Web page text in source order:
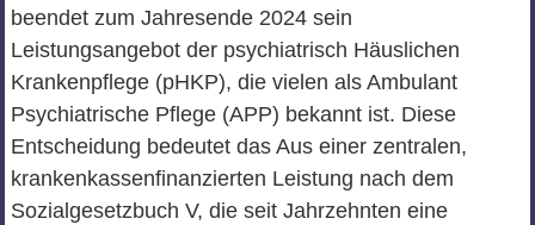
beendet zum Jahresende 2024 sein
Leistungsangebot der psychiatrisch Häuslichen
Krankenpflege (pHKP), die vielen als Ambulant
Psychiatrische Pflege (APP) bekannt ist. Diese
Entscheidung bedeutet das Aus einer zentralen,
krankenkassenfinanzierten Leistung nach dem
Sozialgesetzbuch V, die seit Jahrzehnten eine